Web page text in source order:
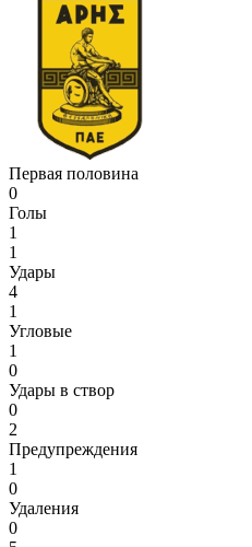
Первая половина
0
Голы
1
1
Удары
4
1
Угловые
1
0
Удары в створ
0
2
Предупреждения
1
0
Удаления
0